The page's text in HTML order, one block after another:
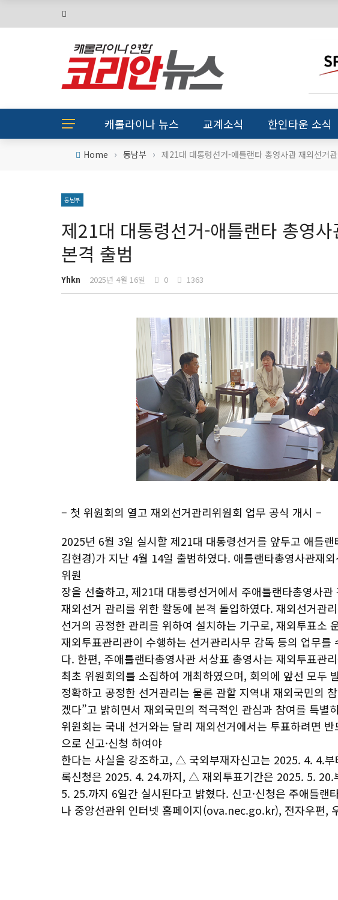
캐롤라이나 뉴스 교계소식 한인타운 소식
Home › 동남부 › 제21대 대통령선거-애틀랜타 총영사관 재외선거
동남부
제21대 대통령선거-애틀랜타 총영
본격 출범
Yhkn 2025년 4월 16일 0 1363
– 첫 위원회의 열고 재외선거관리위원회 업무 공식 개시 –
2025년 6월 3일 실시할 제21대 대통령선거를 앞두고 애틀
김현경)가 지난 4월 14일 출범하였다. 애틀랜타총영사관재
위원
장을 선출하고, 제21대 대통령선거에서 주애틀랜타총영사관
재외선거 관리를 위한 활동에 본격 돌입하였다. 재외선거관
선거의 공정한 관리를 위하여 설치하는 기구로, 재외투표소
재외투표관리관이 수행하는 선거관리사무 감독 등의 업무
다. 한편, 주애틀랜타총영사관 서상표 총영사는 재외투표관
최초 위원회의를 소집하여 개최하였으며, 회의에 앞선 모두
정확하고 공정한 선거관리는 물론 관할 지역내 재외국민의
겠다”고 밝히면서 재외국민의 적극적인 관심과 참여를 특별
위원회는 국내 선거와는 달리 재외선거에서는 투표하려면
으로 신고·신청 하여야
한다는 사실을 강조하고, △ 국외부재자신고는 2025. 4. 4.
록신청은 2025. 4. 24.까지, △ 재외투표기간은 2025. 5. 20.
5. 25.까지 6일간 실시된다고 밝혔다. 신고·신청은 주애틀랜
나 중앙선관위 인터넷 홈페이지(ova.nec.go.kr), 전자우편,